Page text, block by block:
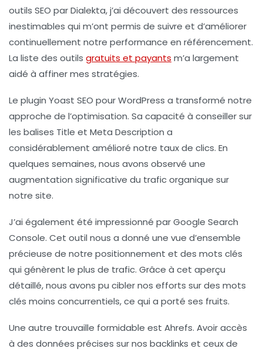
outils SEO par Dialekta, j’ai découvert des ressources
inestimables qui m’ont permis de suivre et d’améliorer
continuellement notre performance en référencement.
La liste des outils gratuits et payants m’a largement
aidé à affiner mes stratégies.
Le plugin Yoast SEO pour WordPress a transformé notre
approche de l’optimisation. Sa capacité à conseiller sur
les balises Title et Meta Description a
considérablement amélioré notre taux de clics. En
quelques semaines, nous avons observé une
augmentation significative du trafic organique sur
notre site.
J’ai également été impressionné parGoogle Search
Console. Cet outil nous a donné une vue d’ensemble
précieuse de notre positionnement et des mots clés
qui génèrent le plus de trafic. Grâce à cet aperçu
détaillé, nous avons pu cibler nos efforts sur des mots
clés moins concurrentiels, ce qui a porté ses fruits.
Une autre trouvaille formidable est Ahrefs. Avoir accès
à des données précises sur nos backlinks et ceux de